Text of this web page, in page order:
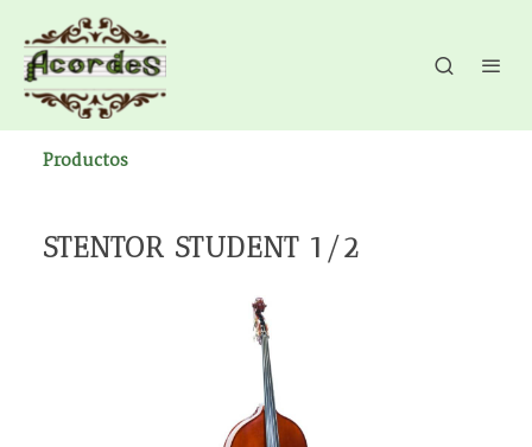
Productos
STENTOR STUDENT 1/2